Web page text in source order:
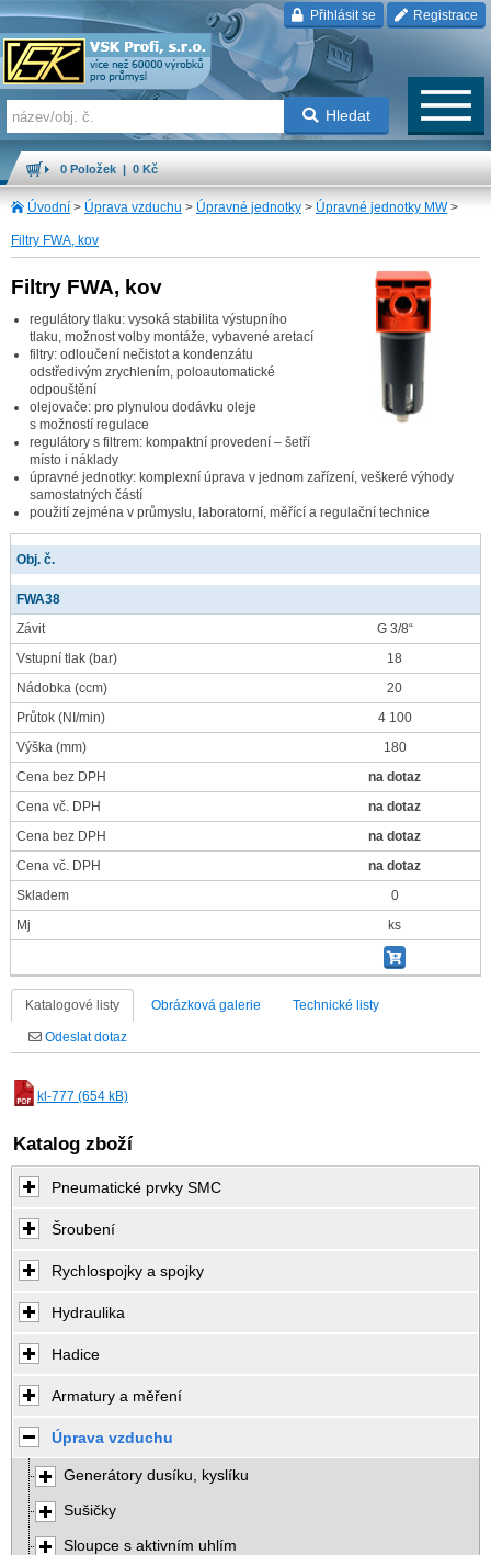
Přihlásit se Registrace
Hledat
0 Položek | 0 Kč
Úvodní > Úprava vzduchu > Úpravné jednotky > Úpravné jednotky MW>
Filtry FWA, kov
Filtry FWA, kov
regulátory tlaku: vysoká stabilita výstupního
tlaku, možnost volby montáže, vybavené aretací
filtry: odloučení nečistot a kondenzátu
odstředivým zrychlením, poloautomatické
odpouštění
olejovače: pro plynulou dodávku oleje
s možností regulace
regulátory s filtrem: kompaktní provedení – šetří
místo i náklady
úpravné jednotky: komplexní úprava v jednom zařízení, veškeré výhody
samostatných částí
použití zejména v průmyslu, laboratorní, měřící a regulační technice
Obj. č.
FWA38
Závit
G 3/8“
Vstupní tlak (bar)
18
Nádobka (ccm)
20
Průtok (NI/min)
4 100
Výška (mm)
180
Cena bez DPH
na dotaz
Cena vč. DPH
na dotaz
Cena bez DPH
na dotaz
Cena vč. DPH
na dotaz
Skladem
0
Mj
ks
Katalogové listy Obrázková galerie Technické listy
Odeslat dotaz
kl-777 (654 kB)
Katalog zboží
Pneumatické prvky SMC
Šroubení
Rychlospojky a spojky
Hydraulika
Hadice
Armatury a měření
Úprava vzduchu
Generátory dusíku, kyslíku
Sušičky
Sloupce s aktivním uhlím